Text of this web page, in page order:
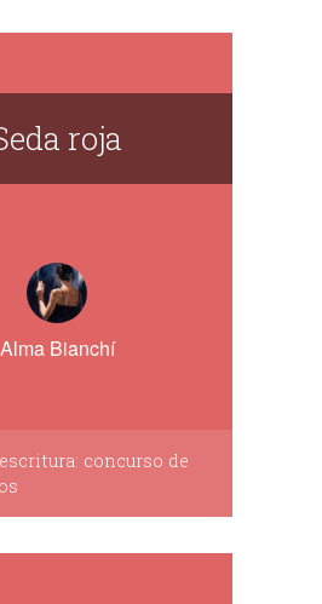
roja
Alma Bianchí
concurso de